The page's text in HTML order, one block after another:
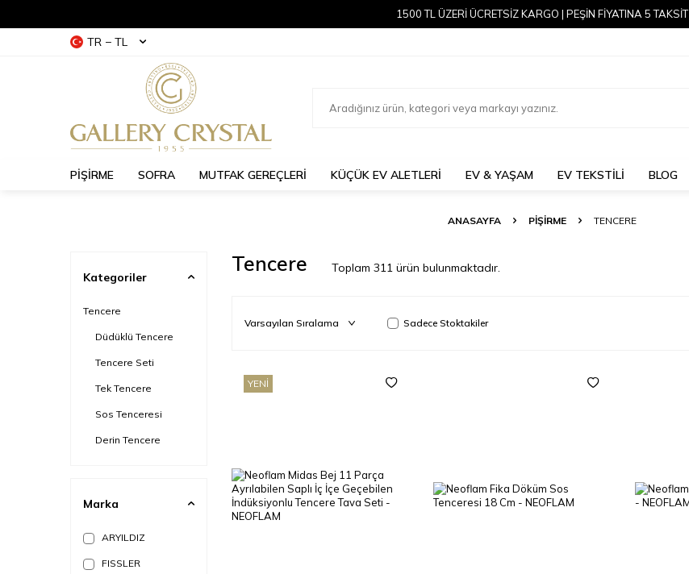
1500 TL ÜZERİ ÜCRETSİZ KARGO | PEŞİN FİYATINA 5 TAKSİT
TR − TL
PİŞİRME SOFRA MUTFAK GEREÇLERİ KÜÇÜK EV ALETLERİ EV & YAŞAM EV TEKSTİLİ BLOG
ANASAYFA PİŞİRME TENCERE
Kategoriler
Tencere
Düdüklü Tencere
Tencere Seti
Tek Tencere
Sos Tenceresi
Derin Tencere
Marka
ARYILDIZ
FISSLER
Tencere Toplam 311 ürün bulunmaktadır.
Sadece Stoktakiler
YENI